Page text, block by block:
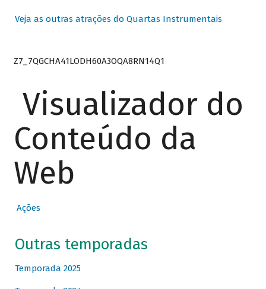
Veja as outras atrações do Quartas Instrumentais
Z7_7QGCHA41LODH60A3OQA8RN14Q1
Visualizador do
Conteúdo da
Web
Ações
Outras temporadas
Temporada 2025